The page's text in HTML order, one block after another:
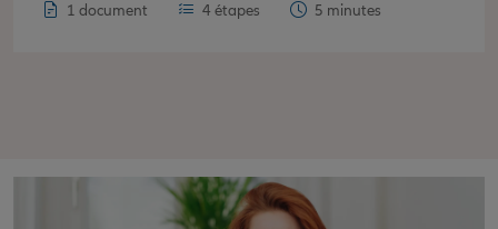
1 document 4 étapes 5 minutes